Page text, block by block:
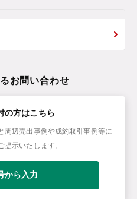
お問い合わせ
の方はこちら
周辺売出事例や成約取引事例等に
示いたします。
から入力